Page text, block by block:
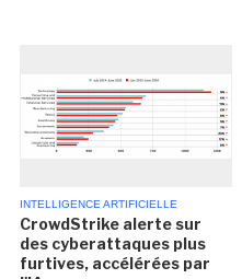
INTELLIGENCE ARTIFICIELLE
CrowdStrike alerte sur
des cyberattaques plus
furtives, accélérées par